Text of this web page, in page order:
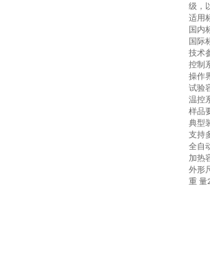
级，
适用
国内
国际
技术
控制
操作
试验
温控
样品
典型
支持
全自
加热
外形
重 量